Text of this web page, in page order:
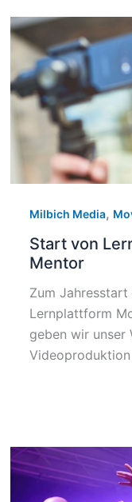
Milbich Media,
Start von
Mentor
Zum
Lernplattform
geben wir unser